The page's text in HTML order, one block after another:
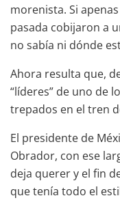
morenista. Si
pasada cobijaron a
no sabía ni dónde
Ahora resulta que,
“líderes” de uno de
trepados en el tren
El presidente de
Obrador, con ese
deja querer y el fin
que tenía todo el